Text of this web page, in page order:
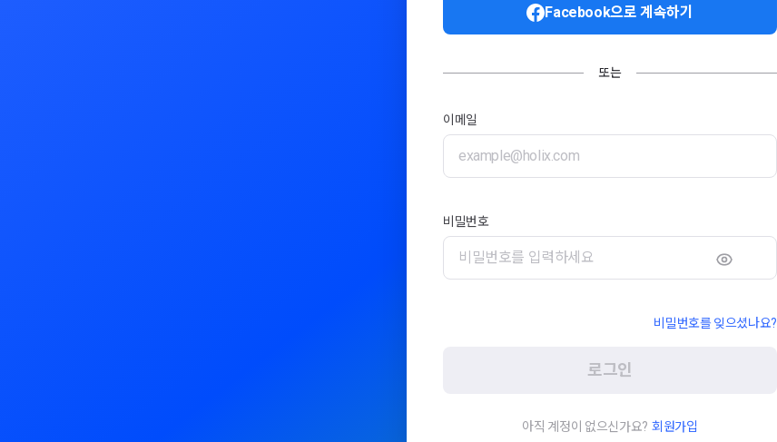
Facebook으로 계속하기
또는
이메일
비밀번호
비밀번호를 잊으셨나요?
로그인
아직 계정이 없으신가요? 회원가입